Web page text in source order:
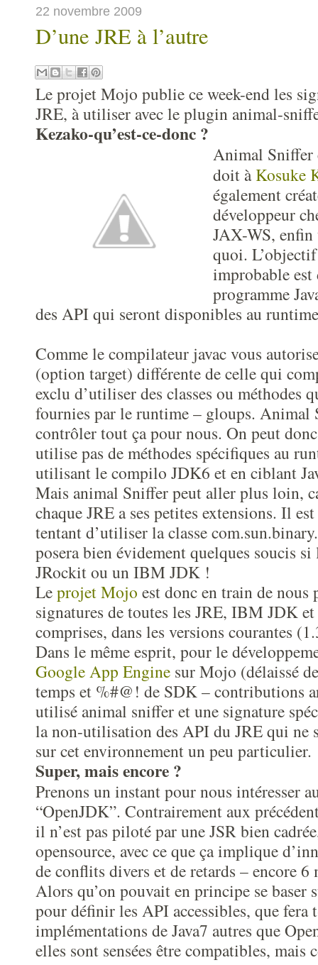
22 novembre 2009
D’une JRE à l’autre
Le projet Mojo publie ce week-end les
JRE, à utiliser avec le plugin animal-
Kezako-qu’est-ce-donc ?
Animal Sniffer
doit àKosuke
également
développeur
JAX-WS, enfin
quoi.
improbable est
programme
des API qui seront disponibles au
Comme le compilateur javac vous
(option target) différente de celle qui
exclu d’utiliser des classes ou méthodes
fournies par le runtime – gloups. Animal
contrôler tout ça pour nous. On peut
utilise pas de méthodes spécifiques au
utilisant le compilo JDK6 et en ciblant
Mais animal Sniffer peut aller plus loin,
chaque JRE a ses petites extensions. Il
tentant d’utiliser la classe
posera bien évidement quelques soucis
JRockit ou un IBM JDK !
Leprojet Mojo est donc en train de nous
signatures de toutes les JRE, IBM JDK
comprises, dans les versions courantes
Dans le même esprit, pour le
Google App Engine sur Mojo (délaissé
temps et %#@! de SDK – contributions
utilisé animal sniffer et une signature
la non-utilisation des API du JRE qui ne
sur cet environnement un peu particulier.
Super, mais encore ?
Prenons un instant pour nous intéresser
“OpenJDK”. Contrairement aux
il n’est pas piloté par une JSR bien
opensource, avec ce que ça implique
de conflits divers et de retards – encore 6
Alors qu’on pouvait en principe se baser
pour définir les API accessibles, que fera
implémentations de Java7 autres que
elles sont sensées être compatibles, mais